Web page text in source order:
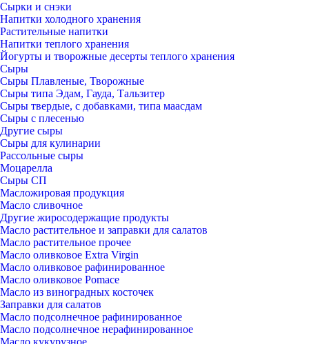
Сырки и снэки
Напитки холодного хранения
Растительные напитки
Напитки теплого хранения
Йогурты и творожные десерты теплого хранения
Сыры
Сыры Плавленые, Творожные
Сыры типа Эдам, Гауда, Тальзитер
Сыры твердые, с добавками, типа маасдам
Сыры с плесенью
Другие сыры
Сыры для кулинарии
Рассольные сыры
Моцарелла
Сыры СП
Масложировая продукция
Масло сливочное
Другие жиросодержащие продукты
Масло растительное и заправки для салатов
Масло растительное прочее
Масло оливковое Extra Virgin
Масло оливковое рафинированное
Масло оливковое Pomace
Масло из виноградных косточек
Заправки для салатов
Масло подсолнечное рафинированное
Масло подсолнечное нерафинированное